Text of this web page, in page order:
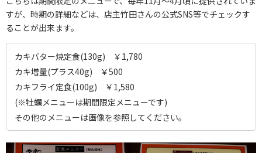
すが、時期の詳細などは、店主竹田さんの公式SNS等でチェックす
ることが出来ます。
カキバター焼定食(130g) ￥1,780
カキ増量(プラス40g) ￥500
カキフライ定食(100g) ￥1,580
(※牡蠣メニューは期間限定メニューです)
その他のメニューは画像を参照してください。